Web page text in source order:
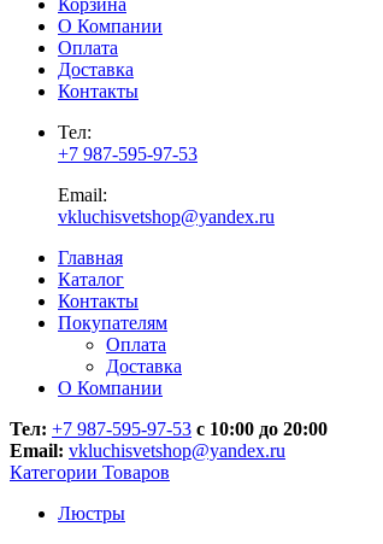
Корзина
О Компании
Оплата
Доставка
Контакты
Тел:
+7 987-595-97-53
Email:
vkluchisvetshop@yandex.ru
Главная
Каталог
Контакты
Покупателям
Оплата
Доставка
О Компании
Тел: +7 987-595-97-53 с 10:00 до 20:00
Email: vkluchisvetshop@yandex.ru
Категории Товаров
Люстры